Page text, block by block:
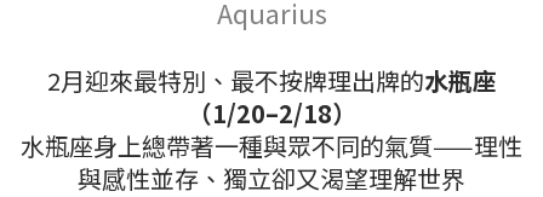
Aquarius
2月迎來最特別、最不按牌理出牌的水瓶座
（1/20–2/18）
水瓶座身上總帶著一種與眾不同的氣質——理性
與感性並存、獨立卻又渴望理解世界